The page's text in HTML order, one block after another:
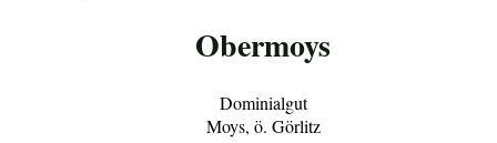
Obermoys
Dominialgut
Moys, ö. Görlitz